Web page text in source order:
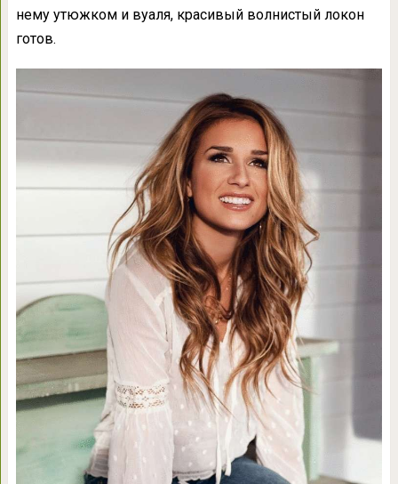
нему утюжком и вуаля, красивый волнистый локон
готов.